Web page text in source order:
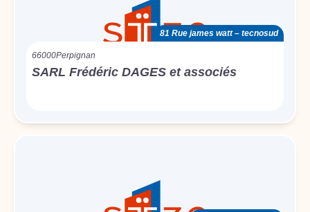
81 Rue james watt – tecnosud
66000Perpignan
SARL Frédéric DAGES et associés